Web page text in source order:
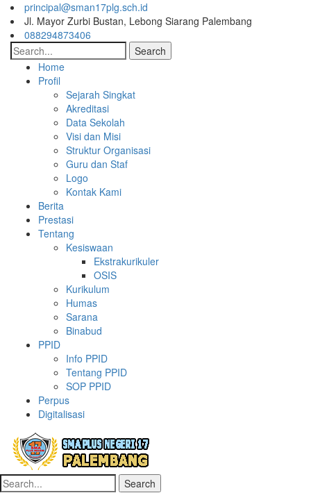
principal@sman17plg.sch.id
Jl. Mayor Zurbi Bustan, Lebong Siarang Palembang
088294873406
Search
Home
Profil
Sejarah Singkat
Akreditasi
Data Sekolah
Visi dan Misi
Struktur Organisasi
Guru dan Staf
Logo
Kontak Kami
Berita
Prestasi
Tentang
Kesiswaan
Ekstrakurikuler
OSIS
Kurikulum
Humas
Sarana
Binabud
PPID
Info PPID
Tentang PPID
SOP PPID
Perpus
Digitalisasi
Search